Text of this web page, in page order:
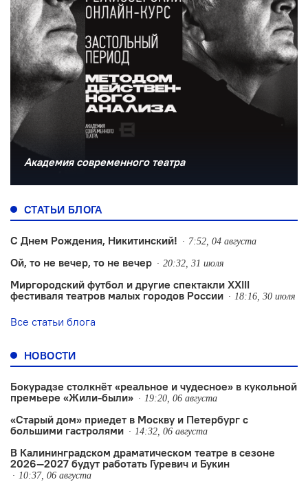
Академия современного театра
СТАТЬИ БЛОГА
С Днем Рождения, Никитинский! 7:52, 04 августа
Ой, то не вечер, то не вечер 20:32, 31 июля
Миргородский футбол и другие спектакли XXIII
фестиваля театров малых городов России
18:16, 30 июля
Все статьи блога
НОВОСТИ
Бокурадзе столкнëт «реальное и чудесное» в кукольной
премьере «Жили-были»
19:20, 06 августа
«Старый дом» приедет в Москву и Петербург с
большими гастролями
14:32, 06 августа
В Калининградском драматическом театре в сезоне
2026—2027 будут работать Гуревич и Букин
10:37, 06 августа